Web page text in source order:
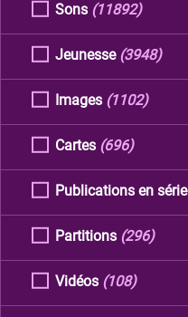
Sons (11892)
Jeunesse (3948)
Images (1102)
Cartes (696)
Publications en série
Partitions (296)
Vidéos (108)